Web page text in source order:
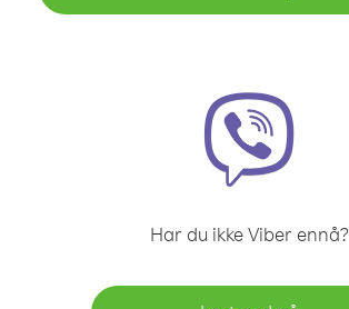
Har du ikke Viber ennå?